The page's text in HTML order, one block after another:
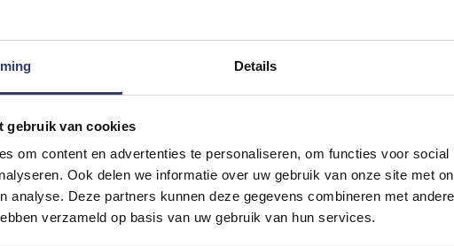
Details
gebruik van cookies
om content en advertenties te personaliseren, om functies voor social
Ook delen we informatie over uw gebruik van onze site met
analyse. Deze partners kunnen deze gegevens combineren met
verzameld op basis van uw gebruik van hun services.
Bij Smit & de
tijd om te
heeft. Dat we
kleinkinderen
de kinderen.